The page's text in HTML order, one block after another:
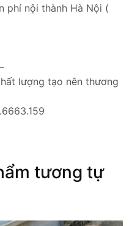
phí nội thành Hà Nội (
lượng tạo nên thương
tương tự